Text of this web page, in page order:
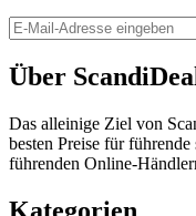
Über
Das alleinige Ziel von
besten Preise für
führenden Online-